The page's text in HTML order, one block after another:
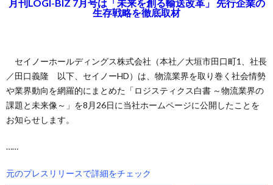
月刊LOGI-BIZ 7月号は「未来を創る輸送改革」 先行企業の
生存戦略を徹底取材
セイノーホールディングス株式会社（本社／大垣市田口町1、社長
／田口義隆 以下、セイノーHD）は、物流業界を取り巻く社会情勢
や業界動向を網羅的にまとめた「ロジスティクス白書 ～物流業界の
課題と未来像～」を8月26日に当社ホームページに公開したことを
お知らせします。
……
元のプレスリリースで詳細をチェック